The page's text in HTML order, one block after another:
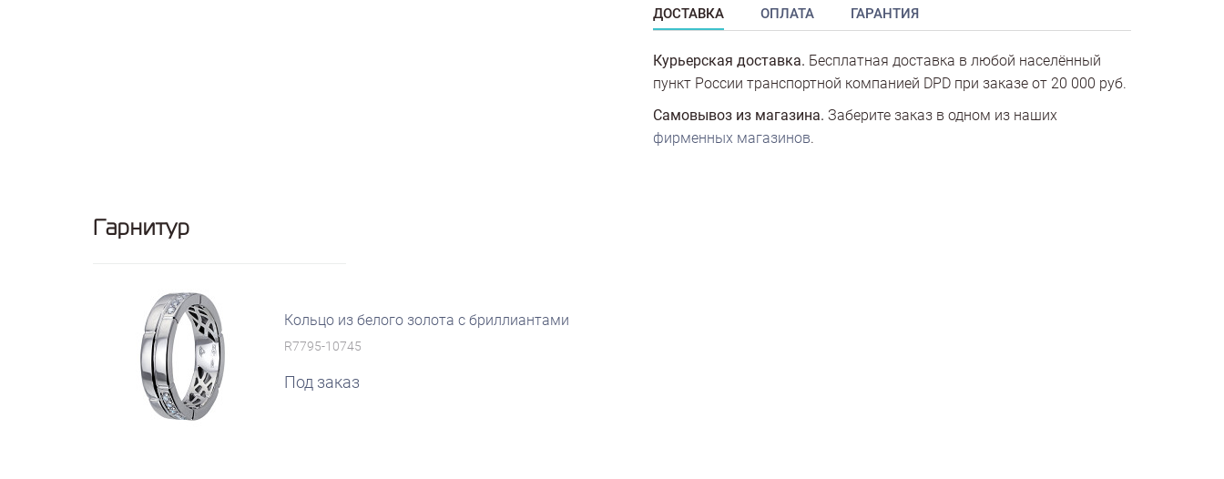
ДОСТАВКА ОПЛАТА ГАРАНТИЯ
Курьерская доставка. Бесплатная доставка в любой населённый
пункт России транспортной компанией DPD при заказе от 20 000 руб.
Самовывоз из магазина. Заберите заказ в одном из наших
фирменных магазинов.
Гарнитур
Кольцо из белого золота с бриллиантами
R7795-10745
Под заказ